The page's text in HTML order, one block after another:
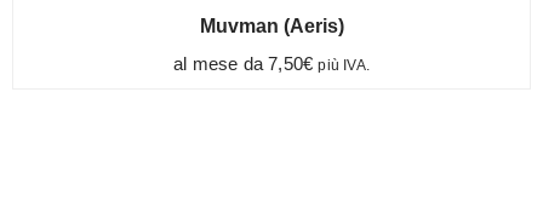
Muvman (Aeris)
al mese da7,50€ più IVA.